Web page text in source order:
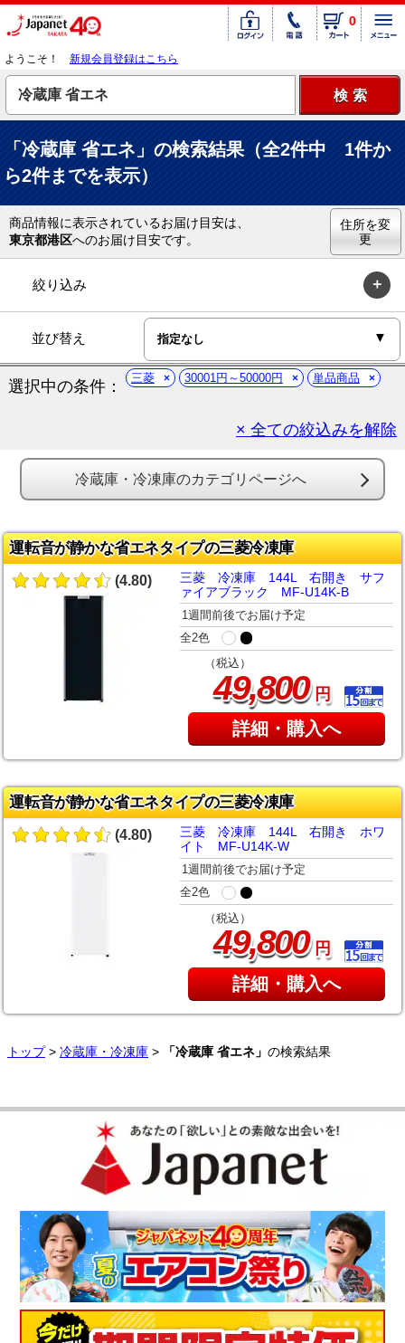
0
ようこそ！ 新規会員登録はこちら
「冷蔵庫 省エネ」の検索結果（全2件中 1件か
ら2件までを表示）
商品情報に表示されているお届け目安は、
東京都港区へのお届け目安です。
住所を変
更
絞り込み
並び替え
選択中の条件： 三菱 30001円～50000円 単品商品
× 全ての絞込みを解除
冷蔵庫・冷凍庫のカテゴリページへ
運転音が静かな省エネタイプの三菱冷凍庫
(4.80)
三菱 冷凍庫 144L 右開き サフ
ァイアブラック MF-U14K-B
1週間前後でお届け予定
全2色
（税込）
49,800円
詳細・購入へ
運転音が静かな省エネタイプの三菱冷凍庫
(4.80)
三菱 冷凍庫 144L 右開き ホワ
イト MF-U14K-W
1週間前後でお届け予定
全2色
（税込）
49,800円
詳細・購入へ
トップ> 冷蔵庫・冷凍庫 > 「冷蔵庫 省エネ」 の検索結果